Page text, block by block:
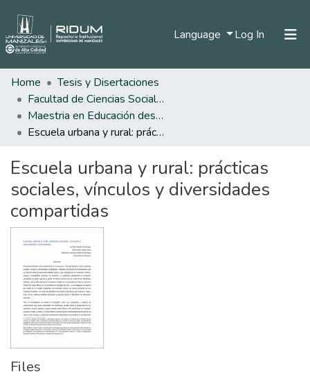
Language Log In (current)
Statistics
Home
Tesis y Disertaciones
Facultad de Ciencias Sociales y Humanas
Maestria en Educación desde la Diversidad
Escuela urbana y rural: prácticas sociales, vínculos y diversidades compartidas
Escuela urbana y rural: prácticas
sociales, vínculos y diversidades
compartidas
Files